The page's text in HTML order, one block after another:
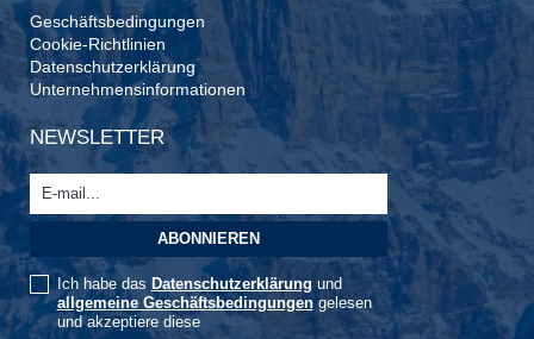
Geschäftsbedingungen
Cookie-Richtlinien
Datenschutzerklärung
Unternehmensinformationen
NEWSLETTER
Ich habe das Datenschutzerklärung und
allgemeine Geschäftsbedingungengelesen
und akzeptiere diese